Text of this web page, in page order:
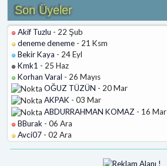
Son Üyeler
Akif Tuzlu - 22 Şub
deneme deneme - 21 Ksm
Bekir Kaya - 24 Eyl
Kmk1 - 25 Haz
Korhan Varal - 26 Mayıs
OĞUZ TÜZÜN - 20 Mar
AKPAK - 03 Mar
ABDURRAHMAN KOMAZ - 16 Mar
BBurak - 06 Ara
Avci07 - 02 Ara